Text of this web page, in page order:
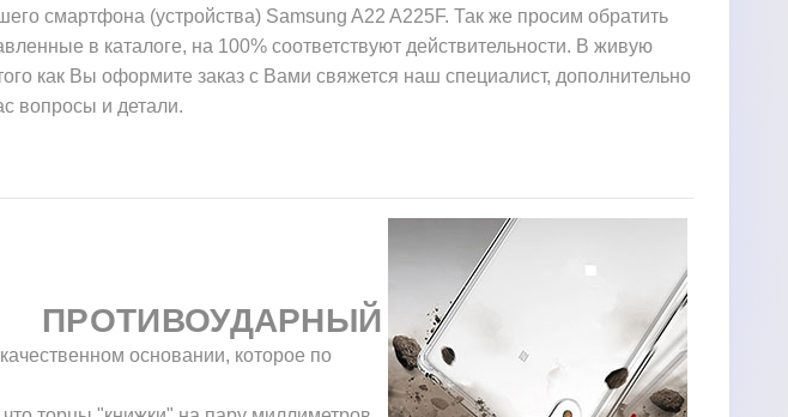
смартфона (устройства) Samsung A22 A225F. Так же просим обратить
в каталоге, на 100% соответствуют действительности. В живую
как Вы оформите заказ с Вами свяжется наш специалист, дополнительно
вопросы и детали.
ПРОТИВОУДАРНЫЙ
основании, которое по